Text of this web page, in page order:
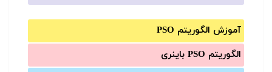
آموزش الگوریتم PSO
الگوریتم PSO باینری